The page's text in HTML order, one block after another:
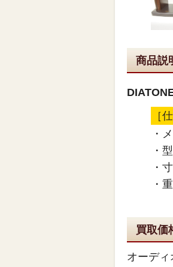
商品説
［
・
・
・
・
買取価
オーデ